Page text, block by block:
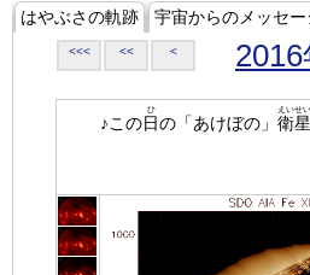
はやぶさの軌跡 宇宙からのメッセー
<<< << < 2016
♪この日
ひ
の「あけぼの」 衛星
えいせい